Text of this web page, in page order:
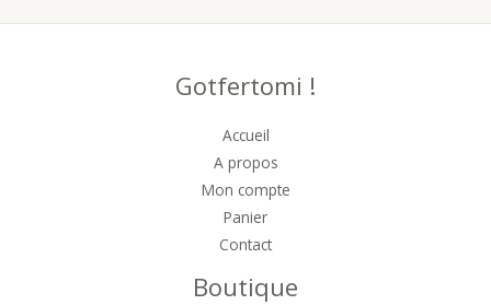
Gotfertomi !
Accueil
A propos
Mon compte
Panier
Contact
Boutique